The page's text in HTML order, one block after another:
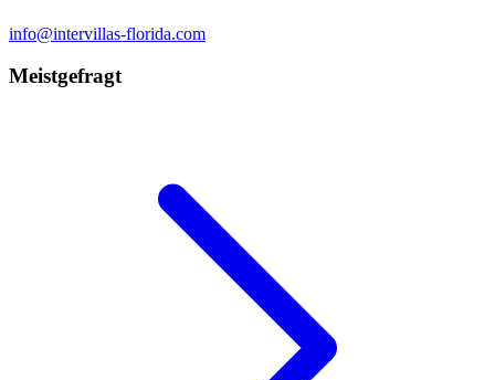
info@intervillas-florida.com
Meistgefragt